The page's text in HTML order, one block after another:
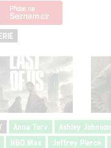
Anna Torv Ashley Johnson
HBO Max Jeffrey Pierce